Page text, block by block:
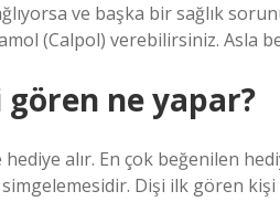
ve başka bir sağlık
(Calpol) verebilirsiniz. Asla
ne yapar?
alır. En çok beğenilen
simgelemesidir. Dişi ilk gören